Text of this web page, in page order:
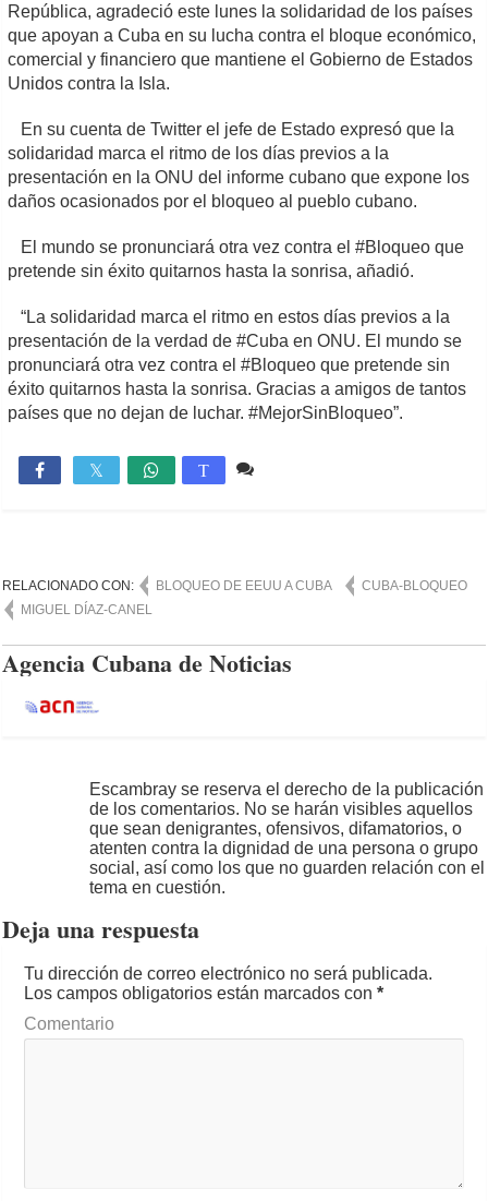
República, agradeció este lunes la solidaridad de los países
que apoyan a Cuba en su lucha contra el bloque económico,
comercial y financiero que mantiene el Gobierno de Estados
Unidos contra la Isla.
En su cuenta de Twitter el jefe de Estado expresó que la
solidaridad marca el ritmo de los días previos a la
presentación en la ONU del informe cubano que expone los
daños ocasionados por el bloqueo al pueblo cubano.
El mundo se pronunciará otra vez contra el #Bloqueo que
pretende sin éxito quitarnos hasta la sonrisa, añadió.
“La solidaridad marca el ritmo en estos días previos a la
presentación de la verdad de #Cuba en ONU. El mundo se
pronunciará otra vez contra el #Bloqueo que pretende sin
éxito quitarnos hasta la sonrisa. Gracias a amigos de tantos
países que no dejan de luchar. #MejorSinBloqueo”.
 T
RELACIONADO CON: BLOQUEO DE EEUU A CUBA
CUBA-BLOQUEO
MIGUEL DÍAZ-CANEL
Agencia Cubana de Noticias
Escambray se reserva el derecho de la publicación
de los comentarios. No se harán visibles aquellos
que sean denigrantes, ofensivos, difamatorios, o
atenten contra la dignidad de una persona o grupo
social, así como los que no guarden relación con el
tema en cuestión.
Deja una respuesta
Tu dirección de correo electrónico no será publicada.
Los campos obligatorios están marcados con*
Comentario